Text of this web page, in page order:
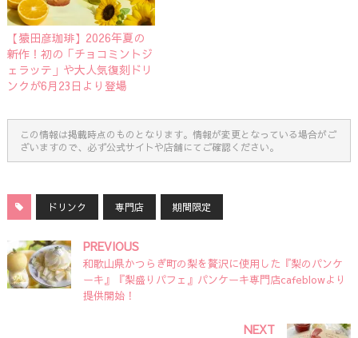
【猿田彦珈琲】2026年夏の
新作！初の「チョコミントジ
ェラッテ」や大人気復刻ドリ
ンクが6月23日より登場
この情報は掲載時点のものとなります。情報が変更となっている場合がご
ざいますので、必ず公式サイトや店舗にてご確認ください。
ドリンク 専門店 期間限定
PREVIOUS
和歌山県かつらぎ町の梨を贅沢に使用した『梨のパンケ
ーキ』『梨盛りパフェ』パンケーキ専門店cafeblowより
提供開始！
NEXT